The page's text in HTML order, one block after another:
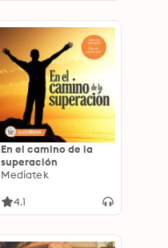
En el camino de la
superación
Mediatek
4.1